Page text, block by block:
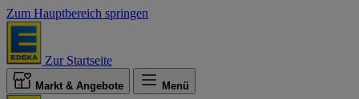
Zum Hauptbereich springen
Zur Startseite
Markt & Angebote Menü